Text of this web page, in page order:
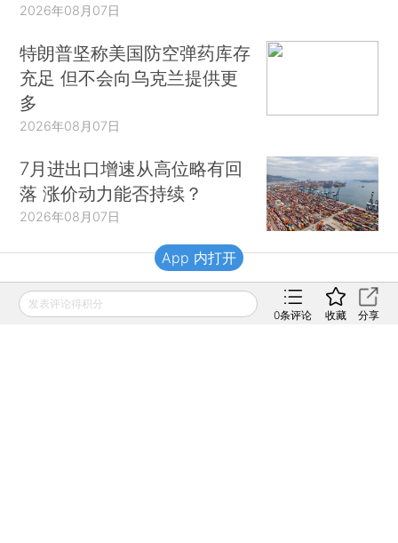
2026年08月07日
特朗普坚称美国防空弹药库存
充足 但不会向乌克兰提供更
多
2026年08月07日
7月进出口增速从高位略有回
落 涨价动力能否持续？
2026年08月07日
财新移动
发表评论得积分
0条评论 收藏 分享
App 内打开